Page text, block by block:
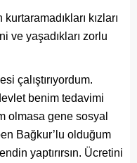
kızları
ve yaşadıkları zorlu
çalıştırıyordum.
benim tedavimi
olmasa gene sosyal
Bağkur’lu olduğum
yaptırırsın. Ücretini